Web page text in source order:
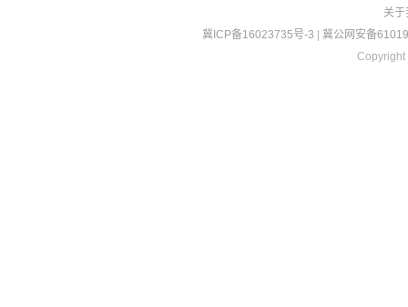
关于
冀ICP备16023735号-3
冀公网安备